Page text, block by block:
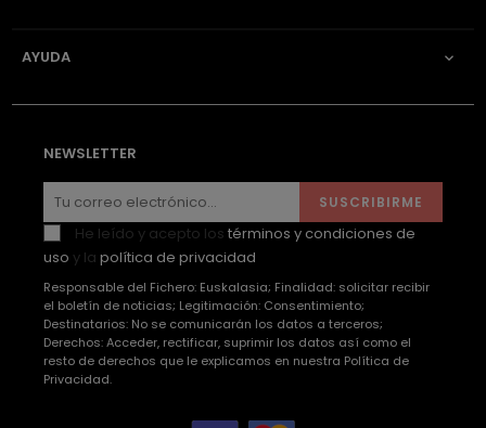
AYUDA 
NEWSLETTER
SUSCRIBIRME
He leído y acepto los términos y condiciones de
uso y la política de privacidad
Responsable del Fichero: Euskalasia; Finalidad: solicitar recibir
el boletín de noticias; Legitimación: Consentimiento;
Destinatarios: No se comunicarán los datos a terceros;
Derechos: Acceder, rectificar, suprimir los datos así como el
resto de derechos que le explicamos en nuestra Política de
Privacidad.